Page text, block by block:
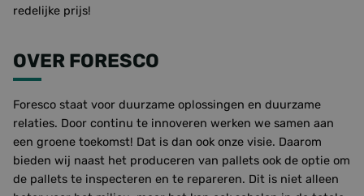
redelijke prijs!
OVER FORESCO
Foresco staat voor duurzame oplossingen en duurzame
relaties. Door continu te innoveren werken we samen aan
een groene toekomst! Dat is dan ook onze visie. Daarom
bieden wij naast het produceren van pallets ook de optie om
de pallets te inspecteren en te repareren. Dit is niet alleen